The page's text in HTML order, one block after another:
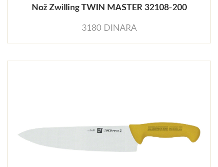
Nož Zwilling TWIN MASTER 32108-200
3180 DINARA